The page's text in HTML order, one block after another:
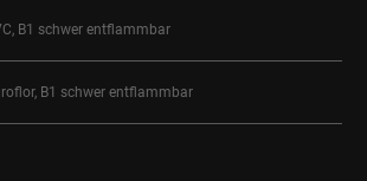
B1 schwer entflammbar
B1 schwer entflammbar